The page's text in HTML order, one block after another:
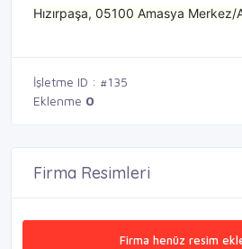
Hızırpaşa, 05100 Amasya Merkez/
İşletme ID : #135
Eklenme 0
Firma Resimleri
Firma henüz resim